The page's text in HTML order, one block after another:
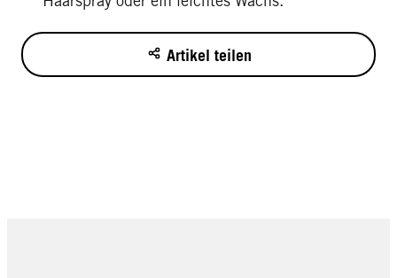
Artikel teilen